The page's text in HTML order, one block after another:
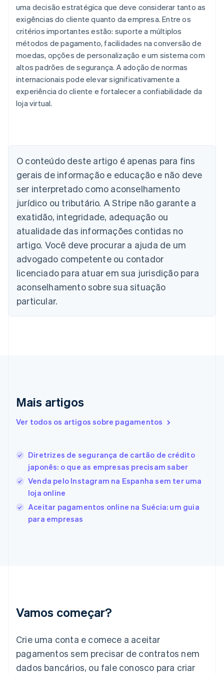
uma decisão estratégica que deve considerar tanto as
exigências do cliente quanto da empresa. Entre os
critérios importantes estão: suporte a múltiplos
métodos de pagamento, facilidades na conversão de
moedas, opções de personalização e um sistema com
altos padrões de segurança. A adoção de normas
internacionais pode elevar significativamente a
experiência do cliente e fortalecer a confiabilidade da
loja virtual.
O conteúdo deste artigo é apenas para fins
gerais de informação e educação e não deve
ser interpretado como aconselhamento
jurídico ou tributário. A Stripe não garante a
exatidão, integridade, adequação ou
atualidade das informações contidas no
artigo. Você deve procurar a ajuda de um
advogado competente ou contador
licenciado para atuar em sua jurisdição para
aconselhamento sobre sua situação
particular.
Mais artigos
Ver todos os artigos sobre pagamentos
Diretrizes de segurança de cartão de crédito
japonês: o que as empresas precisam saber
Venda pelo Instagram na Espanha sem ter uma
loja online
Aceitar pagamentos online na Suécia: um guia
para empresas
Vamos começar?
Crie uma conta e comece a aceitar
pagamentos sem precisar de contratos nem
dados bancários, ou fale conosco para criar
Austrália
Áustria
DeutschEnglish
Bélgica
English
Brasil
PortuguêsEnglish
Bulgária
English
Canadá
English Français
China continental
简体中文 English
Chipre
Croácia
Eslovênia
Espanha
EnglishEspañol简体中文
Estônia
English
Finlândia
EnglishSvenska
França
English
Gibraltar
English
Italiano English
日本語English
Letônia